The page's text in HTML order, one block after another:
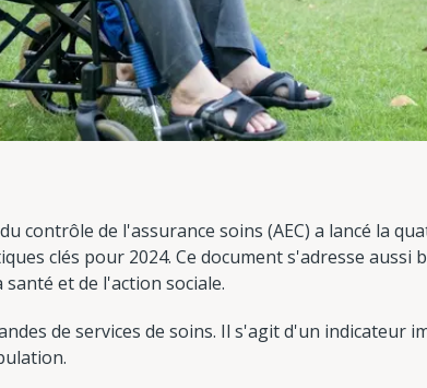
contrôle de l'assurance soins (AEC) a lancé la
clés pour 2024. Ce document s'adresse aussi
et de l'action sociale.
de services de soins. Il s'agit d'un indicateur